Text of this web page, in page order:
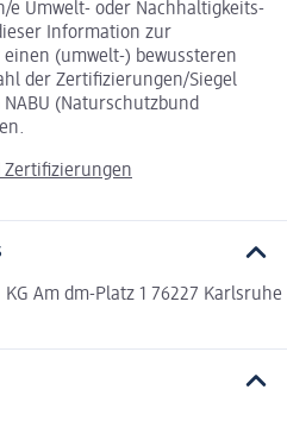
e Umwelt- oder Nachhaltigkeits-
Information zur
(umwelt-) bewussteren
der Zertifizierungen/Siegel
(Naturschutzbund
Zertifizierungen
Am dm-Platz 1 76227 Karlsruhe